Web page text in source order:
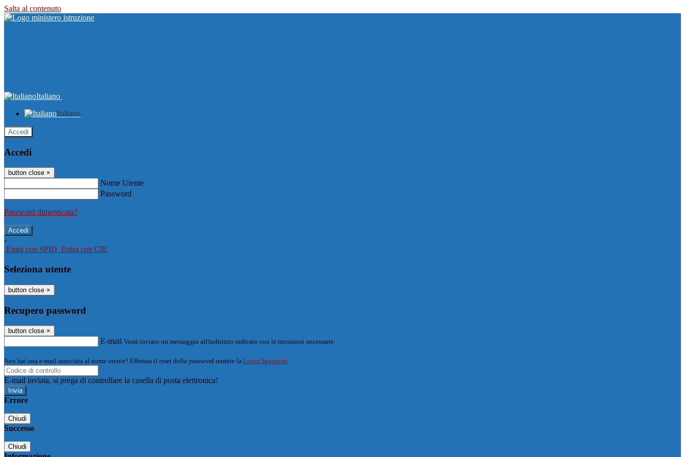
Salta al contenuto
Italiano
Italiano
Accedi
Accedi
button close ×
Nome Utente
Password
Password dimenticata?
-
Entra con SPID Entra con CIE
Seleziona utente
button close ×
Recupero password
button close ×
E-mail Verrà inviato un messaggio all'indirizzo indicato con le istruzioni necessarie.
Non hai una e-mail associata al nome utente? Effettua il reset della password tramite la Login Spaggiari
E-mail inviata, si prega di controllare la casella di posta elettronica!
Errore
Chiudi
Successo
Chiudi